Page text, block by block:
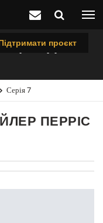
проєкт
Перріс
Серія 7
ПЕРРІС